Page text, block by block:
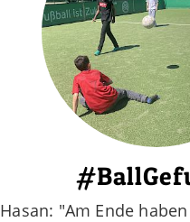
Hasan: "Am Ende